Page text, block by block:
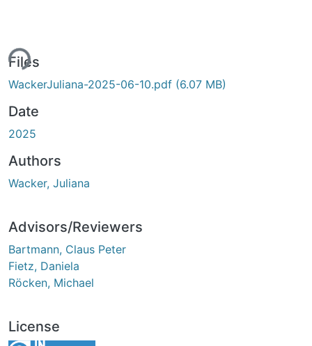
Files
WackerJuliana-2025-06-10.pdf (6.07 MB)
Date
2025
Authors
Wacker, Juliana
Advisors/Reviewers
Bartmann, Claus Peter
Fietz, Daniela
Röcken, Michael
License